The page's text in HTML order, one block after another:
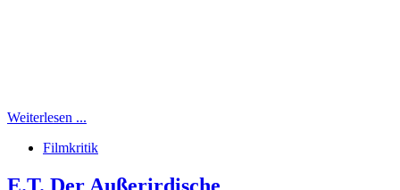
Weiterlesen ...
Filmkritik